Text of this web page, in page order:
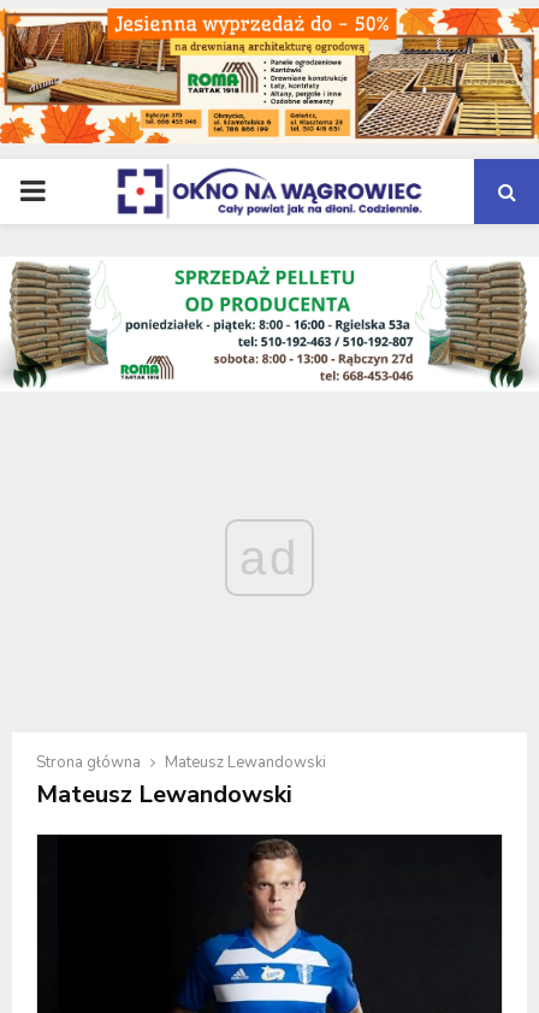
PRIMARY
MENU
ad
Strona główna Mateusz Lewandowski
Mateusz Lewandowski